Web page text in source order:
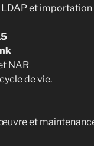
et
NAR
de vie.
et